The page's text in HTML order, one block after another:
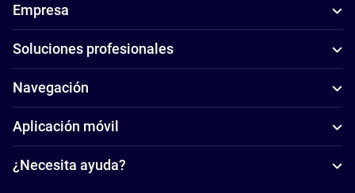
Empresa
Soluciones profesionales
Navegación
Aplicación móvil
¿Necesita ayuda?